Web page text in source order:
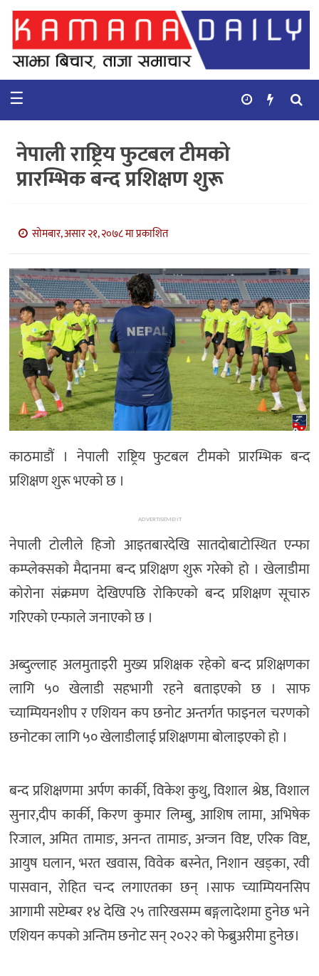
गृहपृष्ठ
समाचार
कुटनिती
कुराकानी
बाणिज्य
भिडियो
सिफारिस
☰
नेपाली राष्ट्रिय फुटबल टीमको
प्रारम्भिक बन्द प्रशिक्षण शुरू
सोमबार, असार २१, २०७८ मा प्रकाशित
काठमाडौं । नेपाली राष्ट्रिय फुटबल टीमको प्रारम्भिक बन्द
प्रशिक्षण शुरू भएको छ ।
ADVERTISEMENT
नेपाली टोलीले हिजो आइतबारदेखि सातदोबाटोस्थित एन्फा
कम्प्लेक्सको मैदानमा बन्द प्रशिक्षण शुरू गरेको हो । खेलाडीमा
कोरोना संक्रमण देखिएपछि रोकिएको बन्द प्रशिक्षण सूचारु
गरिएको एन्फाले जनाएको छ ।
अब्दुल्लाह अलमुताइरी मुख्य प्रशिक्षक रहेको बन्द प्रशिक्षणका
लागि ५० खेलाडी सहभागी रहने बताइएको छ । साफ
च्याम्पियनशीप र एशियन कप छनोट अन्तर्गत फाइनल चरणको
छनोटका लागि ५० खेलाडीलाई प्रशिक्षणमा बोलाइएको हो ।
बन्द प्रशिक्षणमा अर्पण कार्की, विकेश कुथु, विशाल श्रेष्ठ, विशाल
सुनार,दीप कार्की, किरण कुमार लिम्बु, आशिष लामा, अभिषेक
रिजाल, अमित तामाङ, अनन्त तामाङ, अन्जन विष्ट, एरिक विष्ट,
आयुष घलान, भरत खवास, विवेक बस्नेत, निशान खड्का, रवी
पासवान, रोहित चन्द लगाएतका छन् ।साफ च्याम्पियनसिप
आगामी सप्टेम्बर १४ देखि २५ तारिखसम्म बङ्गलादेशमा हुनेछ भने
एशियन कपको अन्तिम छनोट सन् २०२२ को फेब्रुअरीमा हुनेछ।